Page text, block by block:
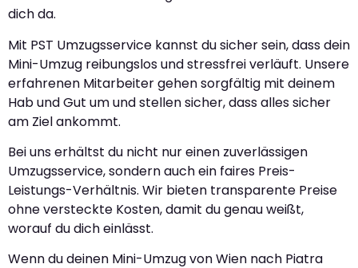
dich da.
Mit PST Umzugsservice kannst du sicher sein, dass dein
Mini-Umzug reibungslos und stressfrei verläuft. Unsere
erfahrenen Mitarbeiter gehen sorgfältig mit deinem
Hab und Gut um und stellen sicher, dass alles sicher
am Ziel ankommt.
Bei uns erhältst du nicht nur einen zuverlässigen
Umzugsservice, sondern auch ein faires Preis-
Leistungs-Verhältnis. Wir bieten transparente Preise
ohne versteckte Kosten, damit du genau weißt,
worauf du dich einlässt.
Wenn du deinen Mini-Umzug von Wien nach Piatra